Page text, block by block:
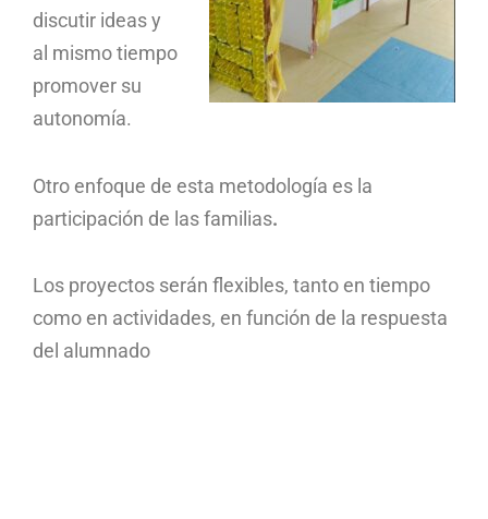
discutir ideas y
al mismo tiempo
promover su
autonomía.
Otro enfoque de esta metodología es la
participación de las familias.
Los proyectos serán flexibles, tanto en tiempo
como en actividades, en función de la respuesta
del alumnado